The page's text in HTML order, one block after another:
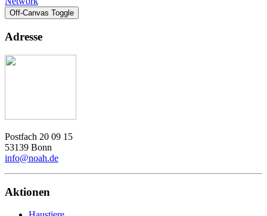
Off-Canvas Toggle
Adresse
Postfach 20 09 15
53139 Bonn
info@noah.de
Aktionen